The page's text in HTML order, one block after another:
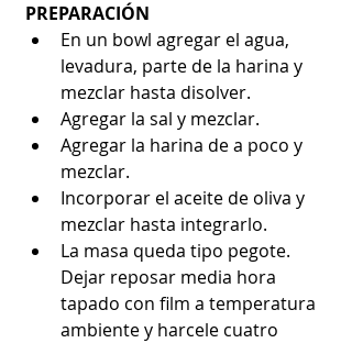
PREPARACIÓN
En un bowl agregar el agua,
levadura, parte de la harina y
mezclar hasta disolver.
Agregar la sal y mezclar.
Agregar la harina de a poco y
mezclar.
Incorporar el aceite de oliva y
mezclar hasta integrarlo.
La masa queda tipo pegote.
Dejar reposar media hora
tapado con film a temperatura
ambiente y harcele cuatro